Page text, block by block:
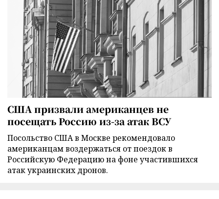
США призвали американцев не
посещать Россию из-за атак ВСУ
Посольство США в Москве рекомендовало
американцам воздержаться от поездок в
Российскую Федерацию на фоне участившихся
атак украинских дронов.